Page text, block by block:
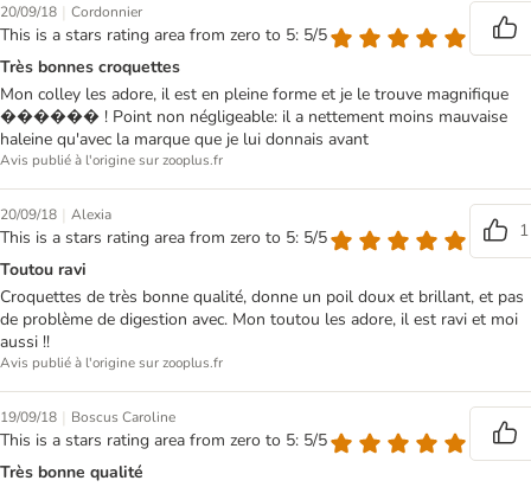
20/09/18 | Cordonnier
This is a stars rating area from zero to 5: 5/5
Très bonnes croquettes
Mon colley les adore, il est en pleine forme et je le trouve magnifique
������ ! Point non négligeable: il a nettement moins mauvaise
haleine qu'avec la marque que je lui donnais avant
Avis publié à l'origine sur zooplus.fr
20/09/18 | Alexia
This is a stars rating area from zero to 5: 5/5
1
Toutou ravi
Croquettes de très bonne qualité, donne un poil doux et brillant, et pas
de problème de digestion avec. Mon toutou les adore, il est ravi et moi
aussi !!
Avis publié à l'origine sur zooplus.fr
19/09/18 | Boscus Caroline
This is a stars rating area from zero to 5: 5/5
Très bonne qualité